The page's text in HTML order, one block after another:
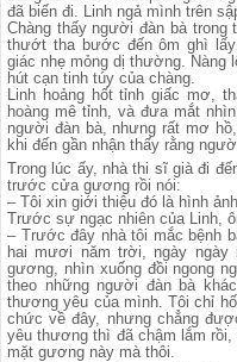
đã biến đi. Linh ngả mình trên
Chàng thấy người đàn bà
thướt tha bước đến ôm ghì
giác nhẹ mỏng dị thường. Nàng
hút cạn tinh túy của chàng.
Linh hoảng hốt tỉnh giấc mơ,
hoàng mê tỉnh, và đưa mắt
người đàn bà, nhưng rất mơ
khi đến gần nhận thấy rằng
Trong lúc ấy, nhà thi sĩ già đi
trước cửa gương rồi nói:
– Tôi xin giới thiệu đó là hình
Trước sự ngạc nhiên của Linh,
– Trước đây nhà tôi mắc bệnh
hai mươi năm trời, ngày
gương, nhìn xuống đồi ngong
theo những người đàn bà
thương yêu của mình. Tôi chỉ
chức về đây, nhưng chẳng
yêu thương thì đã chậm lắm
mặt gương này mà thôi.